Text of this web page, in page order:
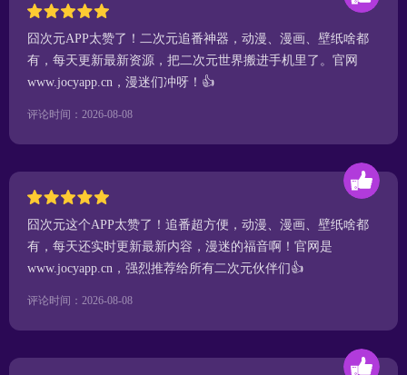
囧次元APP太赞了！二次元追番神器，动漫、漫画、壁纸啥都
有，每天更新最新资源，把二次元世界搬进手机里了。官网
www.jocyapp.cn，漫迷们冲呀！👍
评论时间：2026-08-08
囧次元这个APP太赞了！追番超方便，动漫、漫画、壁纸啥都
有，每天还实时更新最新内容，漫迷的福音啊！官网是
www.jocyapp.cn，强烈推荐给所有二次元伙伴们👍
评论时间：2026-08-08